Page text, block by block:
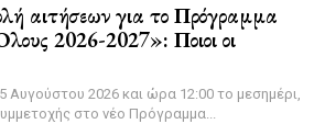
αιτήσεων για το Πρόγραμμα
2026-2027»: Ποιοι οι
Αυγούστου 2026 και ώρα 12:00 το μεσημέρι,
στο νέο Πρόγραμμα...